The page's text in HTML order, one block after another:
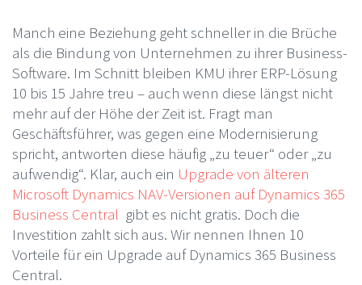
Manch eine Beziehung geht schneller in die Brüche
als die Bindung von Unternehmen zu ihrer Business-
Software. Im Schnitt bleiben KMU ihrer ERP-Lösung
10 bis 15 Jahre treu – auch wenn diese längst nicht
mehr auf der Höhe der Zeit ist. Fragt man
Geschäftsführer, was gegen eine Modernisierung
spricht, antworten diese häufig „zu teuer“ oder „zu
aufwendig“. Klar, auch ein Upgrade von älteren
Microsoft Dynamics NAV-Versionen auf Dynamics 365
Business Central gibt es nicht gratis. Doch die
Investition zahlt sich aus. Wir nennen Ihnen 10
Vorteile für ein Upgrade auf Dynamics 365 Business
Central.